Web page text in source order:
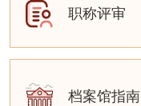
职称评审
档案馆指南